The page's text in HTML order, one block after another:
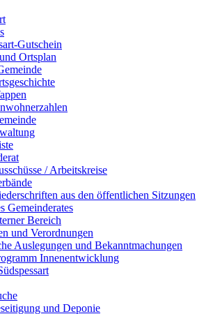
Gutschein
Ortsplan
/ Arbeitskreise
aus den öffentlichen Sitzungen
Gemeinderates
Bereich
und Verordnungen
Auslegungen und Bekanntmachungen
Innenentwicklung
und Deponie